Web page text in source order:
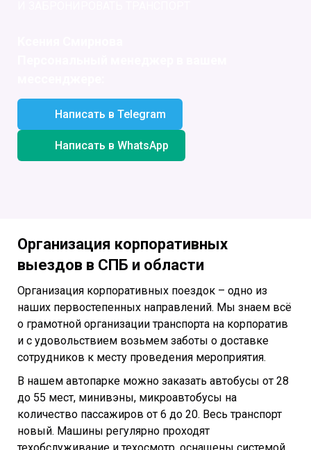
Написать в Telegram
Написать в WhatsApp
Организация корпоративных
выездов в СПБ и области
Организация корпоративных поездок – одно из
наших первостепенных направлений. Мы знаем всё
о грамотной организации транспорта на корпоратив
и с удовольствием возьмем заботы о доставке
сотрудников к месту проведения мероприятия.
В нашем автопарке можно заказать автобусы от 28
до 55 мест, минивэны, микроавтобусы на
количество пассажиров от 6 до 20. Весь транспорт
новый. Машины регулярно проходят